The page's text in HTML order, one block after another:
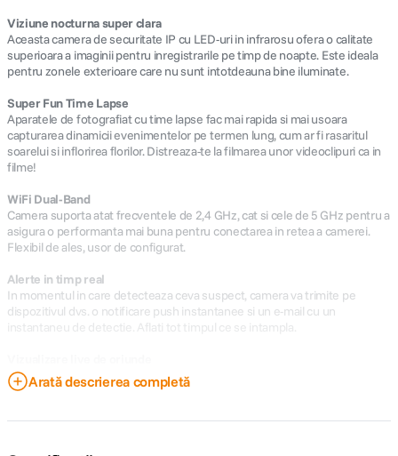
Viziune nocturna super clara
Aceasta camera de securitate IP cu LED-uri in infrarosu ofera o calitate
superioara a imaginii pentru inregistrarile pe timp de noapte. Este ideala
pentru zonele exterioare care nu sunt intotdeauna bine iluminate.
Super Fun Time Lapse
Aparatele de fotografiat cu time lapse fac mai rapida si mai usoara
capturarea dinamicii evenimentelor pe termen lung, cum ar fi rasaritul
soarelui si inflorirea florilor. Distreaza-te la filmarea unor videoclipuri ca in
filme!
WiFi Dual-Band
Camera suporta atat frecventele de 2,4 GHz, cat si cele de 5 GHz pentru a
asigura o performanta mai buna pentru conectarea in retea a camerei.
Flexibil de ales, usor de configurat.
Alerte in timp real
In momentul in care detecteaza ceva suspect, camera va trimite pe
dispozitivul dvs. o notificare push instantanee si un e-mail cu un
instantaneu de detectie. Aflati tot timpul ce se intampla.
Verificati situatia din casa atunci cand sunteti in calatorie sau vedeti ce se
intampla cu copiii dvs. cand sunteti ocupat in bucatarie, cu inregistrare
Arată descrierea completă